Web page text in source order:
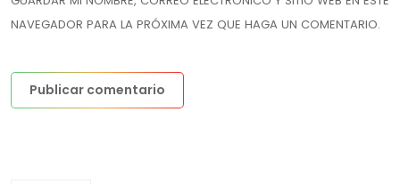
NAVEGADOR PARA LA PRÓXIMA VEZ QUE HAGA UN COMENTARIO.